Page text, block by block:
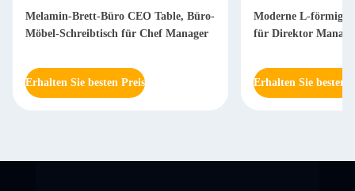
Melamin-Brett-Büro CEO Table, Büro-
Möbel-Schreibtisch für Chef Manager
Erhalten Sie besten Preis
Moderne L-förmige
für Direktor
Erhalten Sie besten